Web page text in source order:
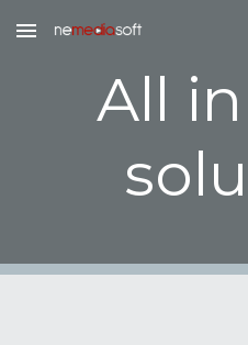
Skip to main content
All in